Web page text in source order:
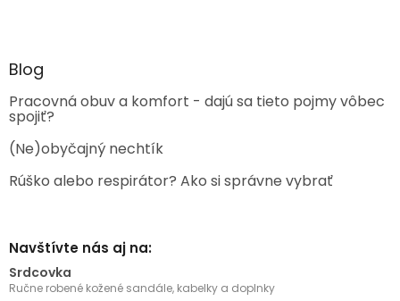
Blog
Pracovná obuv a komfort - dajú sa tieto pojmy vôbec
spojiť?
(Ne)obyčajný nechtík
Rúško alebo respirátor? Ako si správne vybrať
Navštívte nás aj na:
Srdcovka
Ručne robené kožené sandále, kabelky a doplnky